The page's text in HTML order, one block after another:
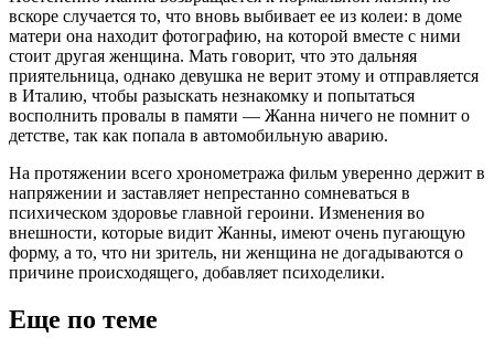
вскоре случается то, что вновь выбивает ее из колеи: в доме
матери она находит фотографию, на которой вместе с ними
стоит другая женщина. Мать говорит, что это дальняя
приятельница, однако девушка не верит этому и отправляется
в Италию, чтобы разыскать незнакомку и попытаться
восполнить провалы в памяти — Жанна ничего не помнит о
детстве, так как попала в автомобильную аварию.
На протяжении всего хронометража фильм уверенно держит в
напряжении и заставляет непрестанно сомневаться в
психическом здоровье главной героини. Изменения во
внешности, которые видит Жанны, имеют очень пугающую
форму, а то, что ни зритель, ни женщина не догадываются о
причине происходящего, добавляет психоделики.
Еще по теме